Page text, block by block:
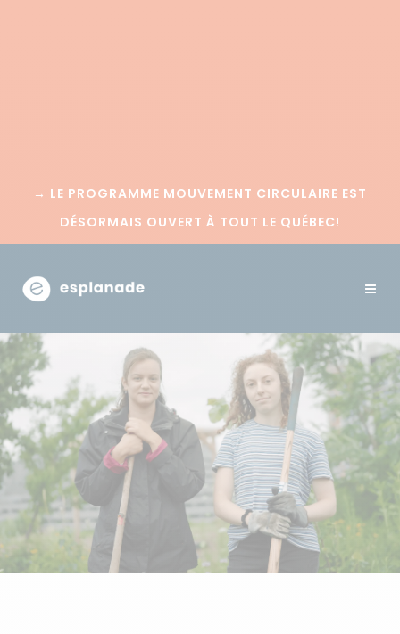
→ LE PROGRAMME MOUVEMENT CIRCULAIRE EST
DÉSORMAIS OUVERT À TOUT LE QUÉBEC!